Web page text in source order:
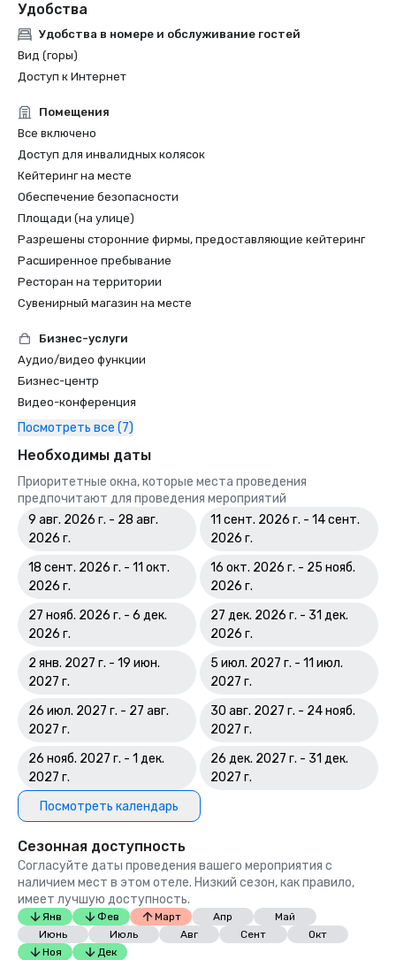
Удобства
Удобства в номере и обслуживание гостей
Вид (горы)
Доступ к Интернет
Помещения
Все включено
Доступ для инвалидных колясок
Кейтеринг на месте
Обеспечение безопасности
Площади (на улице)
Разрешены сторонние фирмы, предоставляющие кейтеринг
Расширенное пребывание
Ресторан на территории
Сувенирный магазин на месте
Бизнес-услуги
Аудио/видео функции
Бизнес-центр
Видео-конференция
Посмотреть все (7)
Необходимы даты
Приоритетные окна, которые места проведения
предпочитают для проведения мероприятий
9 авг. 2026 г. - 28 авг.
2026 г.
11 сент. 2026 г. - 14 сент.
2026 г.
18 сент. 2026 г. - 11 окт.
2026 г.
16 окт. 2026 г. - 25 нояб.
2026 г.
27 нояб. 2026 г. - 6 дек.
2026 г.
27 дек. 2026 г. - 31 дек.
2026 г.
2 янв. 2027 г. - 19 июн.
2027 г.
5 июл. 2027 г. - 11 июл.
2027 г.
26 июл. 2027 г. - 27 авг.
2027 г.
30 авг. 2027 г. - 24 нояб.
2027 г.
26 нояб. 2027 г. - 1 дек.
2027 г.
26 дек. 2027 г. - 31 дек.
2027 г.
Посмотреть календарь
Сезонная доступность
Согласуйте даты проведения вашего мероприятия с
наличием мест в этом отеле. Низкий сезон, как правило,
имеет лучшую доступность.
Янв Фев Март Апр
Май
Июнь
Июль Авг Сент
Окт
Ноя
Дек